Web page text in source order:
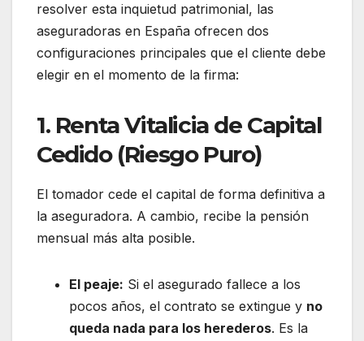
resolver esta inquietud patrimonial, las
aseguradoras en España ofrecen dos
configuraciones principales que el cliente debe
elegir en el momento de la firma:
1. Renta Vitalicia de Capital
Cedido (Riesgo Puro)
El tomador cede el capital de forma definitiva a
la aseguradora. A cambio, recibe la pensión
mensual más alta posible.
El peaje: Si el asegurado fallece a los
pocos años, el contrato se extingue y no
queda nada para los herederos. Es la